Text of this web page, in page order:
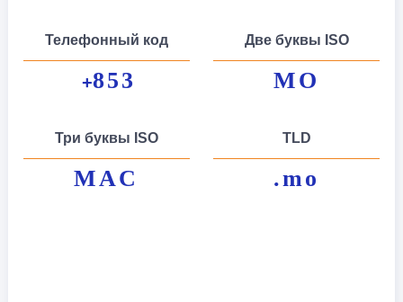
Телефонный код
+853
Две буквы ISO
MO
Три буквы ISO
MAC
TLD
.mo